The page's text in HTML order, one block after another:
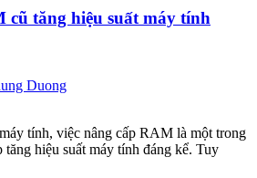
cũ tăng hiệu suất máy tính
Duong
tính, việc nâng cấp RAM là một trong
hiệu suất máy tính đáng kể. Tuy